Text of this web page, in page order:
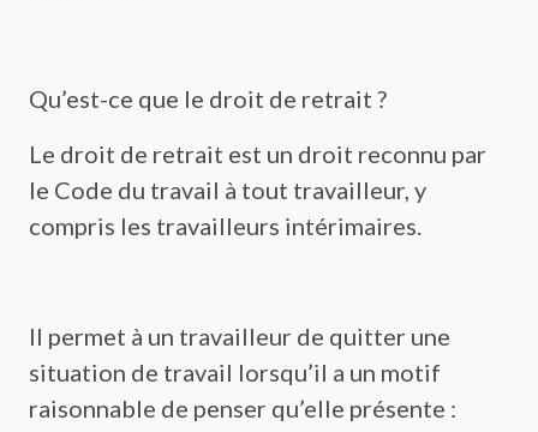
Qu’est-ce que le droit de retrait ?
Le droit de retrait est un droit reconnu par
le Code du travail à tout travailleur, y
compris les travailleurs intérimaires.
Il permet à un travailleur de quitter une
situation de travail lorsqu’il a un motif
raisonnable de penser qu’elle présente :